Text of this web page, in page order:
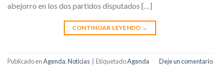
abejorro en los dos partidos disputados […]
CONTINUAR LEYENDO →
Publicado enAgenda,Noticias EtiquetadoAgenda Deje un comentario